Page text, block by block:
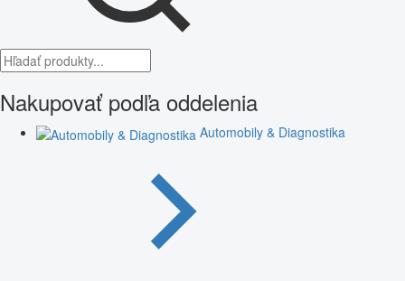
Nakupovať podľa oddelenia
Automobily & Diagnostika